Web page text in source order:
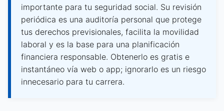
importante para tu seguridad social. Su revisión
periódica es una auditoría personal que protege
tus derechos previsionales, facilita la movilidad
laboral y es la base para una planificación
financiera responsable. Obtenerlo es gratis e
instantáneo vía web o app; ignorarlo es un riesgo
innecesario para tu carrera.